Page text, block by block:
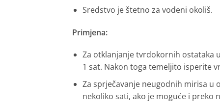
Sredstvo je štetno za vodeni okoliš.
Primjena:
Za otklanjanje tvrdokornih ostataka
1 sat. Nakon toga temeljito isperite
Za sprječavanje neugodnih mirisa
nekoliko sati, ako je moguće i preko